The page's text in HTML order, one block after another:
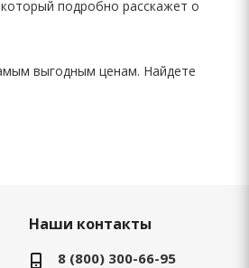
подробно расскажет о
выгодным ценам. Найдете
Наши контакты
8 (800) 300-66-95